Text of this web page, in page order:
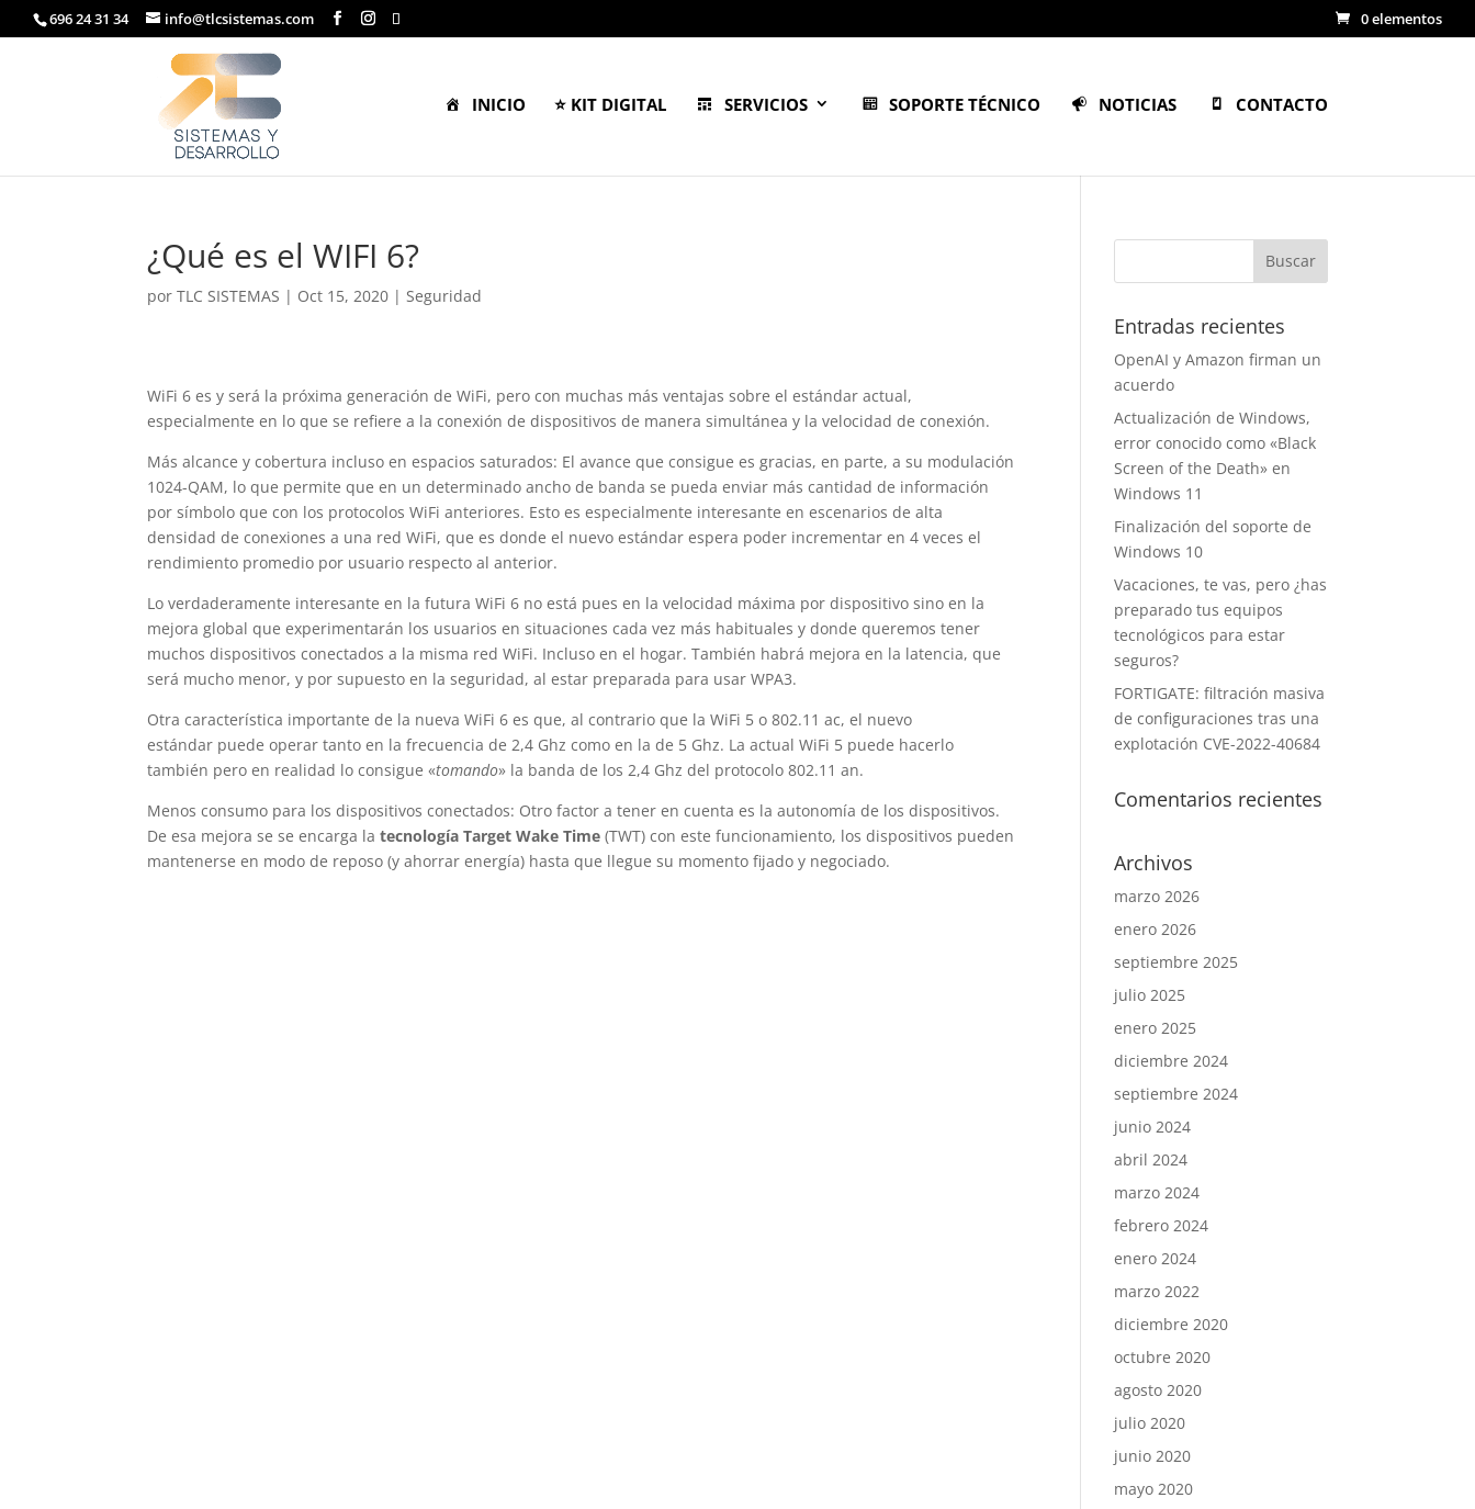
696 24 31 34 info@tlcsistemas.com 0 elementos
INICIO ⭐ KIT DIGITAL SERVICIOS SOPORTE TÉCNICO NOTICIAS CONTACTO
¿Qué es el WIFI 6?
porTLC SISTEMAS | Oct 15, 2020 | Seguridad
WiFi 6 es y será la próxima generación de WiFi, pero con muchas más ventajas sobre el estándar actual,
especialmente en lo que se refiere a la conexión de dispositivos de manera simultánea y la velocidad de conexión.
Más alcance y cobertura incluso en espacios saturados: El avance que consigue es gracias, en parte, a su modulación
1024-QAM, lo que permite que en un determinado ancho de banda se pueda enviar más cantidad de información
por símbolo que con los protocolos WiFi anteriores. Esto es especialmente interesante en escenarios de alta
densidad de conexiones a una red WiFi, que es donde el nuevo estándar espera poder incrementar en 4 veces el
rendimiento promedio por usuario respecto al anterior.
Lo verdaderamente interesante en la futura WiFi 6 no está pues en la velocidad máxima por dispositivo sino en la
mejora global que experimentarán los usuarios en situaciones cada vez más habituales y donde queremos tener
muchos dispositivos conectados a la misma red WiFi. Incluso en el hogar. También habrá mejora en la latencia, que
será mucho menor, y por supuesto en la seguridad, al estar preparada para usar WPA3.
Otra característica importante de la nueva WiFi 6 es que, al contrario que la WiFi 5 o 802.11 ac, el nuevo
estándar puede operar tanto en la frecuencia de 2,4 Ghz como en la de 5 Ghz. La actual WiFi 5 puede hacerlo
también pero en realidad lo consigue «tomando» la banda de los 2,4 Ghz del protocolo 802.11 an.
Menos consumo para los dispositivos conectados: Otro factor a tener en cuenta es la autonomía de los dispositivos.
De esa mejora se se encarga latecnología Target Wake Time (TWT) con este funcionamiento, los dispositivos pueden
mantenerse en modo de reposo (y ahorrar energía) hasta que llegue su momento fijado y negociado.
Entradas recientes
OpenAI y Amazon firman un
acuerdo
Actualización de Windows,
error conocido como «Black
Screen of the Death» en
Windows 11
Finalización del soporte de
Windows 10
Vacaciones, te vas, pero ¿has
preparado tus equipos
tecnológicos para estar
seguros?
FORTIGATE: filtración masiva
de configuraciones tras una
explotación CVE-2022-40684
Comentarios recientes
Archivos
marzo 2026
enero 2026
septiembre 2025
julio 2025
enero 2025
diciembre 2024
septiembre 2024
junio 2024
abril 2024
marzo 2024
febrero 2024
enero 2024
marzo 2022
diciembre 2020
octubre 2020
agosto 2020
julio 2020
junio 2020
mayo 2020